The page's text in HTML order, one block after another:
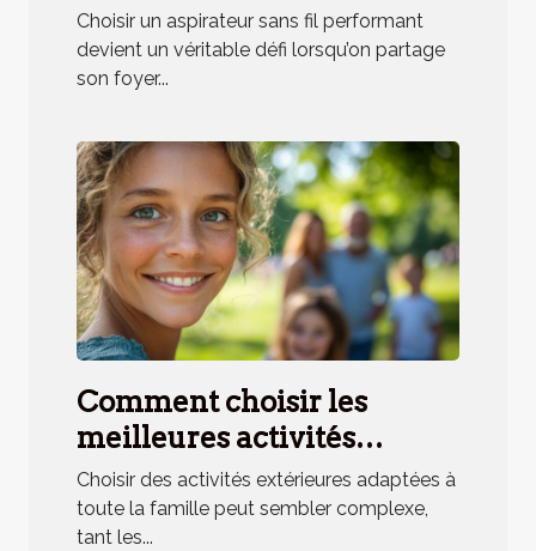
aux besoins des ménages
avec animaux ?
Choisir un aspirateur sans fil performant
devient un véritable défi lorsqu’on partage
son foyer...
Comment choisir les
meilleures activités
extérieures pour toute la
famille ?
Choisir des activités extérieures adaptées à
toute la famille peut sembler complexe,
tant les...